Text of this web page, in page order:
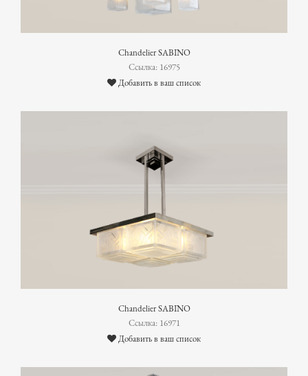
Chandelier SABINO
Ссылка: 16975
Добавить в ваш список
Chandelier SABINO
Ссылка: 16971
Добавить в ваш список